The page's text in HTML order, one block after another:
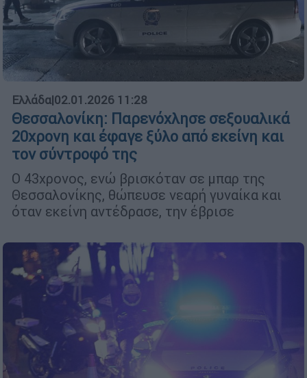
Ελλάδα|02.01.2026 11:28
Θεσσαλονίκη: Παρενόχλησε σεξουαλικά
20χρονη και έφαγε ξύλο από εκείνη και
τον σύντροφό της
Ο 43χρονος, ενώ βρισκόταν σε μπαρ της
Θεσσαλονίκης, θώπευσε νεαρή γυναίκα και
όταν εκείνη αντέδρασε, την έβρισε